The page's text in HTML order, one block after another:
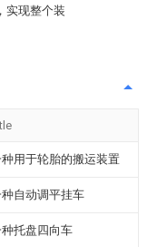
实现整个装
用于轮胎的搬运装置
自动调平挂车
托盘四向车